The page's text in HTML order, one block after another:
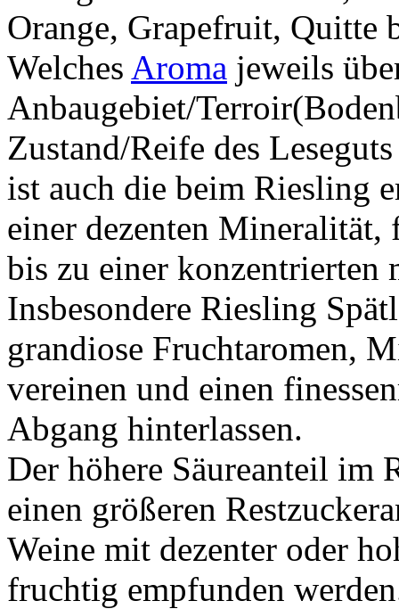
Orange, Grapefruit, Quitte
Welches Aroma jeweils
Anbaugebiet/
Zustand/Reife des
ist auch die beim Riesling
einer dezenten
bis zu einer konzentrierten
Insbesondere Riesling
grandiose Fruchtaromen,
vereinen und einen
Abgang hinterlassen.
Der höhere Säureanteil im
einen größeren
Weine mit dezenter oder
fruchtig empfunden